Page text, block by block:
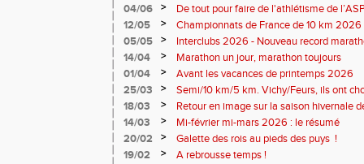
04/06
>
De tout pour faire de l'athlétisme de
monde souriant
12/05 >
Championnats de France de 10 km
Soirées piste
05/05 >
Interclubs 2026 - Nouveau record
résultats
14/04 >
Marathon un jour, marathon toujours
01/04
>
Avant les vacances de printemps 2026
25/03
>
Semi/10 km/5 km. Vichy/Feurs, ils ont
18/03
>
Retour en image sur la saison hivernale
14/03
>
Mi-février mi-mars 2026 : le résumé
20/02
>
Galette des rois au pieds des puys !
19/02
>
A rebrousse temps !